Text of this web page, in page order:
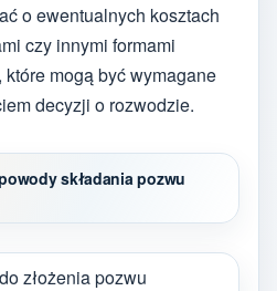
o ewentualnych kosztach
czy innymi formami
mogą być wymagane
decyzji o rozwodzie.
składania pozwu